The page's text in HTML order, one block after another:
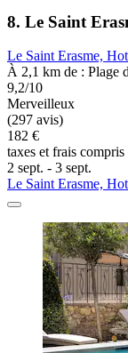
8. Le Saint
Le Saint Erasme,
À 2,1 km de : Plage
9,2/10
Merveilleux
(297 avis)
182 €
taxes et frais compris
2 sept. - 3 sept.
Le Saint Erasme,